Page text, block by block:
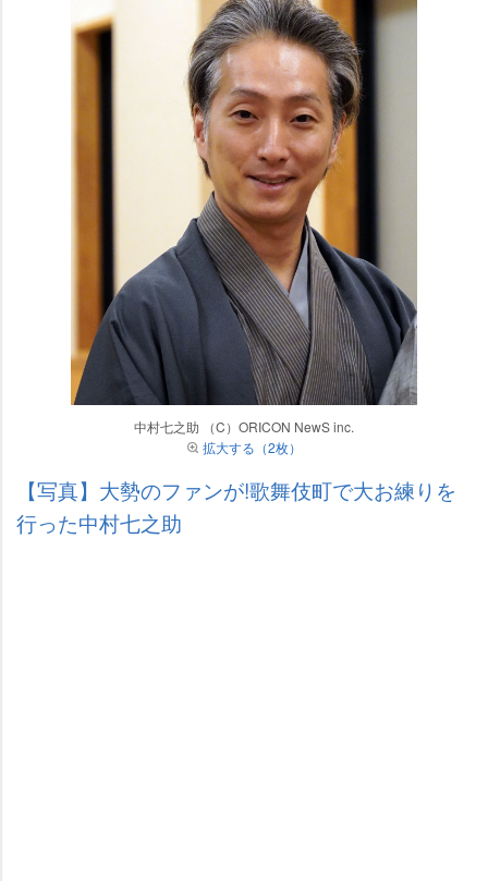
中村七之助 （C）ORICON NewS inc.
拡大する（2枚）
【写真】大勢のファンが!歌舞伎町で大お練りを
行った中村七之助